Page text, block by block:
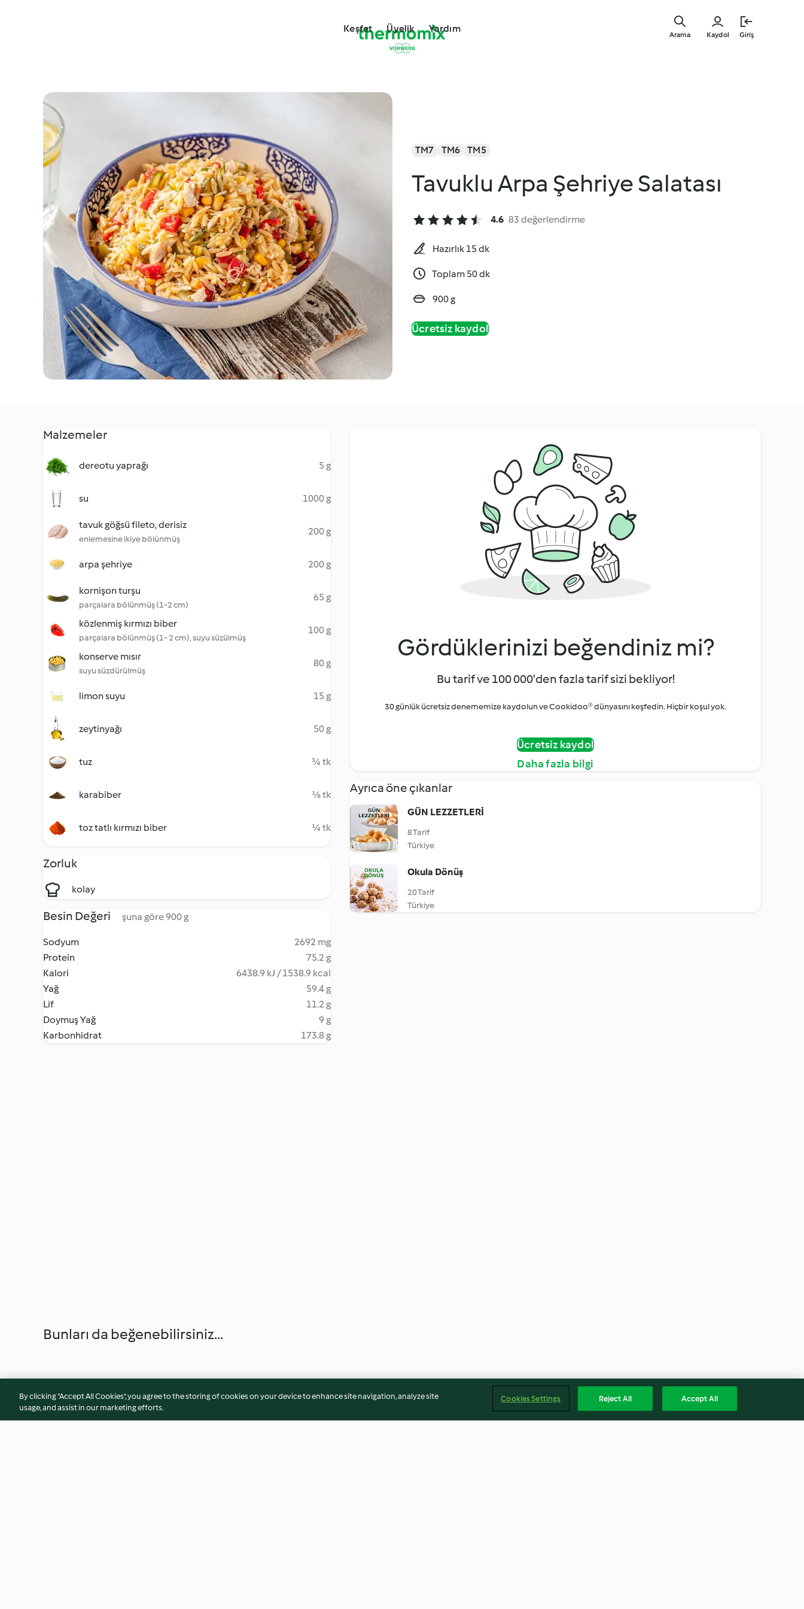
Keşfet Üyelik Yardım
Kaydol Giriş
Arama
TM7 TM6 TM5
Tavuklu Arpa Şehriye Salatası
4.6 83 değerlendirme
Hazırlık 15 dk
Toplam 50 dk
900 g
Ücretsiz kaydol
Malzemeler
dereotu yaprağı 5 g
su 1000 g
tavuk göğsü fileto, derisiz
enlemesine ikiye bölünmüş
200 g
arpa şehriye 200 g
kornişon turşu
parçalara bölünmüş (1-2 cm)
65 g
közlenmiş kırmızı biber
parçalara bölünmüş (1- 2 cm), suyu süzülmüş
100 g
konserve mısır
suyu süzdürülmüş
80 g
limon suyu 15 g
zeytinyağı 50 g
tuz ¾ tk
karabiber ⅛ tk
toz tatlı kırmızı biber ¼ tk
Zorluk
kolay
Besin Değeri şuna göre 900 g
Sodyum
2692 mg
Protein
75.2 g
Kalori
6438.9 kJ / 1538.9 kcal
Yağ
59.4 g
Lif
11.2 g
Doymuş Yağ
9 g
Karbonhidrat
173.8 g
Gördüklerinizi beğendiniz mi?
Bu tarif ve 100 000'den fazla tarif sizi bekliyor!
30 günlük ücretsiz denememize kaydolun ve Cookidoo® dünyasını keşfedin. Hiçbir koşul yok.
Ücretsiz kaydol
Daha fazla bilgi
Ayrıca öne çıkanlar
GÜN LEZZETLERİ
8 Tarif
Türkiye
Okula Dönüş
20 Tarif
Türkiye
Bunları da beğenebilirsiniz...
By clicking “Accept All Cookies”, you agree to the storing of cookies on your device to enhance site navigation, analyze site
usage, and assist in our marketing efforts.
Cookies Settings Reject All Accept All